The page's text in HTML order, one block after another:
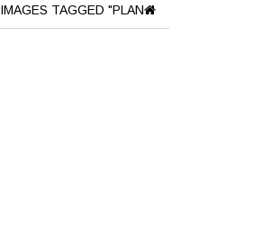
IMAGES TAGGED "PLAN"